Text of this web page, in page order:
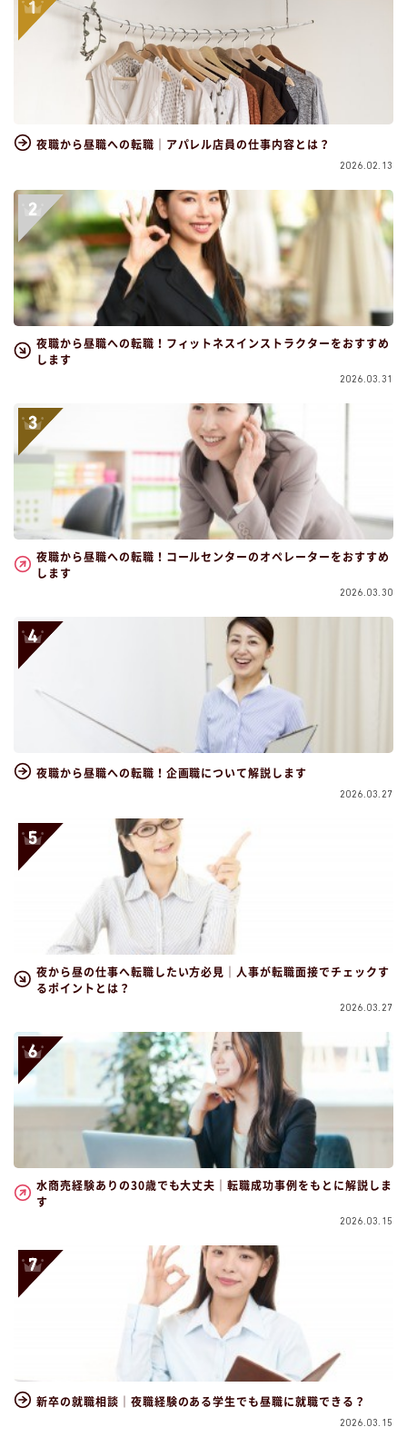
夜職から昼職への転職｜アパレル店員の仕事内容とは？
2026.02.13
夜職から昼職への転職！フィットネスインストラクターをおすすめ
します
2026.03.31
夜職から昼職への転職！コールセンターのオペレーターをおすすめ
します
2026.03.30
夜職から昼職への転職！企画職について解説します
2026.03.27
夜から昼の仕事へ転職したい方必見｜人事が転職面接でチェックす
るポイントとは？
2026.03.27
水商売経験ありの30歳でも大丈夫｜転職成功事例をもとに解説しま
す
2026.03.15
新卒の就職相談｜夜職経験のある学生でも昼職に就職できる？
2026.03.15